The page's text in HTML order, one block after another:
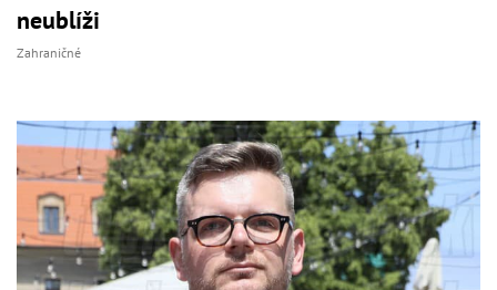
neublíži
Zahraničné